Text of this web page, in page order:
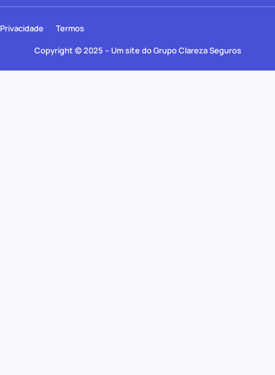
Copyright © 2025 – Um site do Grupo Clareza Seguros
Privacidade Termos